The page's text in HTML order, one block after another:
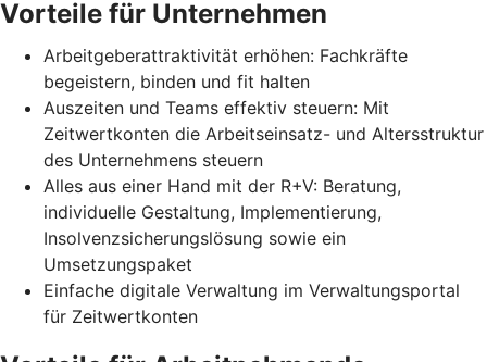
Vorteile für Unternehmen
Arbeitgeberattraktivität erhöhen: Fachkräfte
begeistern, binden und fit halten
Auszeiten und Teams effektiv steuern: Mit
Zeitwertkonten die Arbeitseinsatz- und Altersstruktur
des Unternehmens steuern
Alles aus einer Hand mit der R+V: Beratung,
individuelle Gestaltung, Implementierung,
Insolvenzsicherungslösung sowie ein
Umsetzungspaket
Einfache digitale Verwaltung im Verwaltungsportal
für Zeitwertkonten